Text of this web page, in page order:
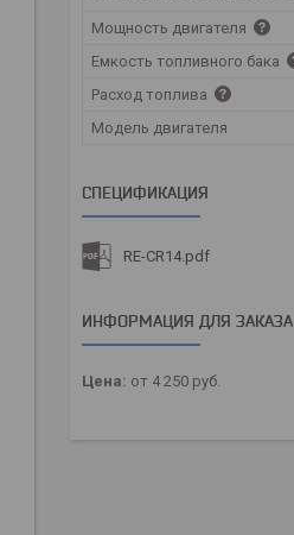
Мощность двигателя
Емкость топливного бака
Расход топлива
Модель двигателя
СПЕЦИФИКАЦИЯ
RE-CR14.pdf
ИНФОРМАЦИЯ ДЛЯ ЗАКАЗА
Цена: от 4 250 руб.